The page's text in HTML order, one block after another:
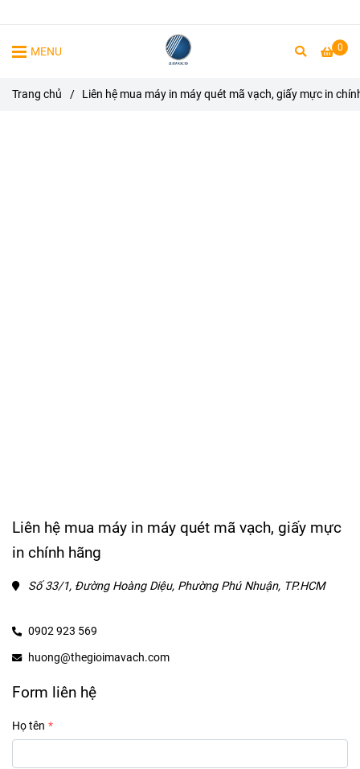
0
MENU
Trang chủ / Liên hệ mua máy in máy quét mã vạch, giấy mực in
Liên hệ mua máy in máy quét mã vạch, giấy mực
in chính hãng
Số 33/1, Đường Hoàng Diệu, Phường Phú Nhuận, TP.HCM
0902 923 569
huong@thegioimavach.com
Form liên hệ
Họ tên